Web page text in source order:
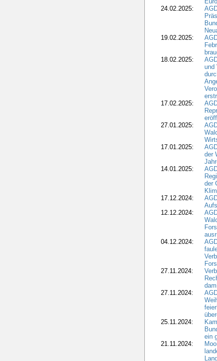
24.02.2025:
19.02.2025:
18.02.2025:
und
17.02.2025:
27.01.2025:
17.01.2025:
der
14.01.2025:
der
17.12.2024:
12.12.2024:
04.12.2024:
27.11.2024:
27.11.2024:
25.11.2024:
ein
21.11.2024: